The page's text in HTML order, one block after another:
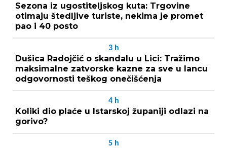
Sezona iz ugostiteljskog kuta: Trgovine
otimaju štedljive turiste, nekima je promet
pao i 40 posto
3 h
Dušica Radojčić o skandalu u Lici: Tražimo
maksimalne zatvorske kazne za sve u lancu
odgovornosti teškog onečišćenja
4 h
Koliki dio plaće u Istarskoj županiji odlazi na
gorivo?
5 h